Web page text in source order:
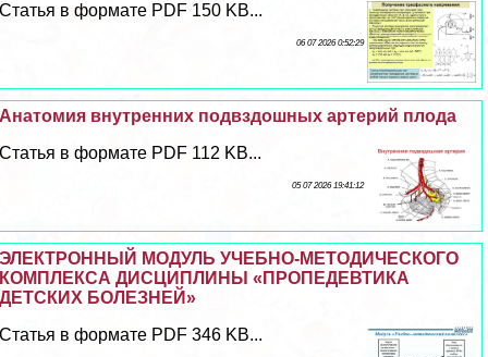
Статья в формате PDF 150 KB...
06 07 2026 0:52:29
Анатомия внутренних подвздошных артерий плода
Статья в формате PDF 112 KB...
05 07 2026 19:41:12
ЭЛЕКТРОННЫЙ МОДУЛЬ УЧЕБНО-МЕТОДИЧЕСКОГО
КОМПЛЕКСА ДИСЦИПЛИНЫ «ПРОПЕДЕВТИКА
ДЕТСКИХ БОЛЕЗНЕЙ»
Статья в формате PDF 346 KB...